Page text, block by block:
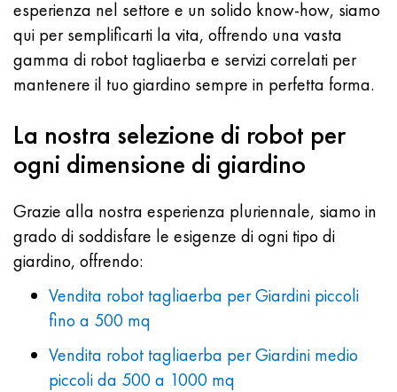
esperienza nel settore e un solido know-how, siamo
qui per semplificarti la vita, offrendo una vasta
gamma di robot tagliaerba e servizi correlati per
mantenere il tuo giardino sempre in perfetta forma.
La nostra selezione di robot per
ogni dimensione di giardino
Grazie alla nostra esperienza pluriennale, siamo in
grado di soddisfare le esigenze di ogni tipo di
giardino, offrendo:
Vendita robot tagliaerba per Giardini piccoli
fino a 500 mq
Vendita robot tagliaerba per Giardini medio
piccoli da 500 a 1000 mq